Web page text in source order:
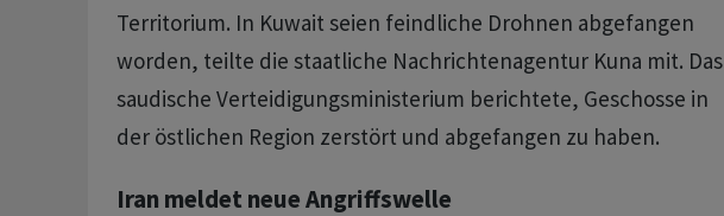
Territorium. In Kuwait seien feindliche Drohnen abgefangen
worden, teilte die staatliche Nachrichtenagentur Kuna mit. Das
saudische Verteidigungsministerium berichtete, Geschosse in
der östlichen Region zerstört und abgefangen zu haben.
Iran meldet neue Angriffswelle